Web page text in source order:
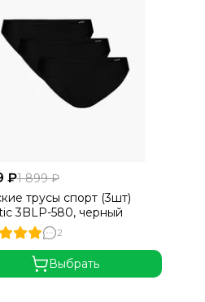
₽1 899 ₽
трусы спорт (3шт)
3BLP-580, черный
2
Выбрать